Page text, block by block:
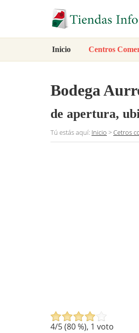
Inicio Centros
Bodega
de apertura,
Tú estás aquí: Inicio >Cetros
4/5 (80%), 1 voto